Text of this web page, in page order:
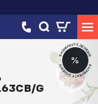
%
В КОМПЛЕКТЕ ДЕШЕВЛЕ
В КОМПЛЕКТЕ ДЕШЕВЛЕ
G